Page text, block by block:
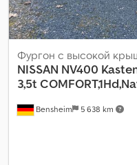
Bensheim 5 638 km
Фургон с высокой
NISSAN NV400
3,5t